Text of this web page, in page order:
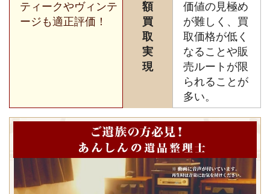
ティークやヴィンテ
ージも適正評価！
額
買
取
実
現
価値の見極め
が難しく、買
取価格が低く
なることや販
売ルートが限
られることが
多い。